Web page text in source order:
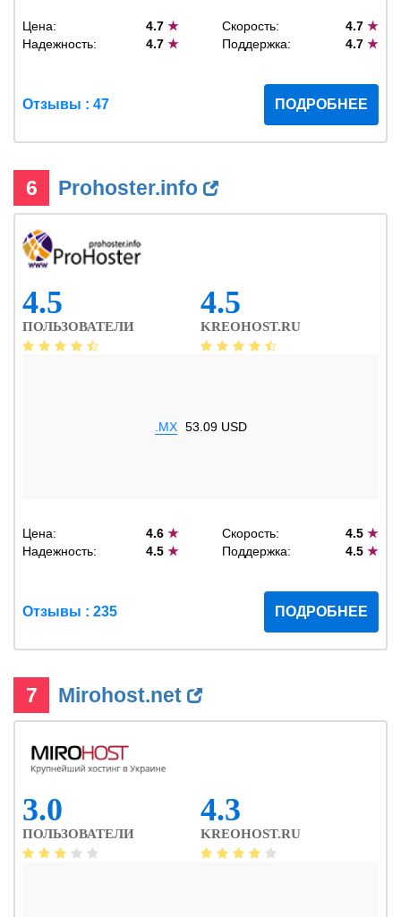
Цена: 4.7★ Скорость: 4.7 ★
Надежность:
4.7★ Поддержка: 4.7 ★
Отзывы : 47 ПОДРОБНЕЕ
6 Prohoster.info
4.5
ПОЛЬЗОВАТЕЛИ
4.5
KREOHOST.RU
.MX 53.09 USD
Цена: 4.6★ Скорость: 4.5 ★
Надежность:
4.5★ Поддержка: 4.5 ★
Отзывы : 235 ПОДРОБНЕЕ
7 Mirohost.net
3.0
ПОЛЬЗОВАТЕЛИ
4.3
KREOHOST.RU